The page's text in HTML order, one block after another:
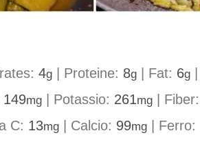
4g Proteine: 8g Fat: 6g
149mg Potassio: 261mg Fiber:
C: 13mg Calcio: 99mg Ferro: